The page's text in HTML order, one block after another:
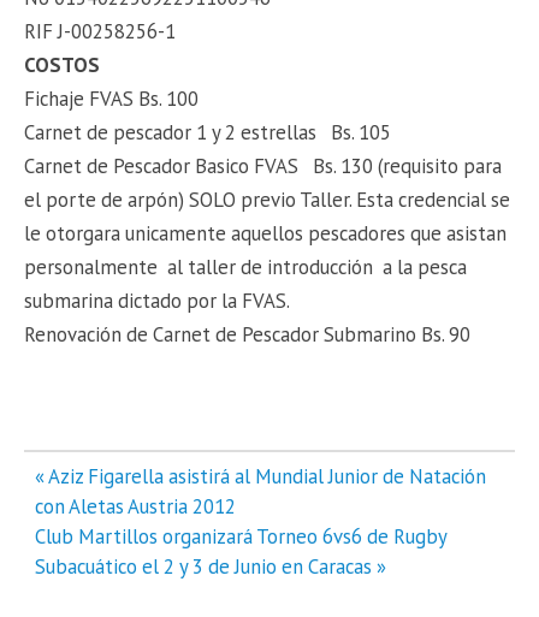
RIF J-00258256-1
COSTOS
Fichaje FVAS Bs. 100
Carnet de pescador 1 y 2 estrellas Bs. 105
Carnet de Pescador Basico FVAS Bs. 130 (requisito para
el porte de arpón) SOLO previo Taller. Esta credencial se
le otorgara unicamente aquellos pescadores que asistan
personalmente al taller de introducción a la pesca
submarina dictado por la FVAS.
Renovación de Carnet de Pescador Submarino Bs. 90
Navegación
de
entradas
« Aziz Figarella asistirá al Mundial Junior de Natación
con Aletas Austria 2012
Club Martillos organizará Torneo 6vs6 de Rugby
Subacuático el 2 y 3 de Junio en Caracas »